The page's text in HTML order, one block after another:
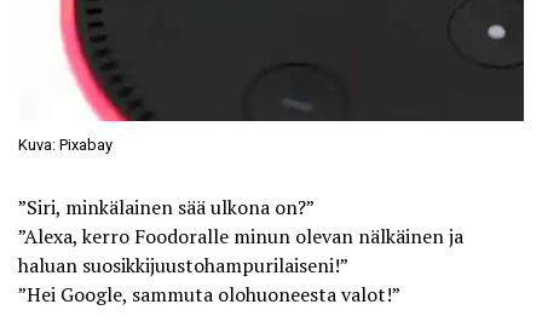
Kuva: Pixabay
”Siri, minkälainen sää ulkona on?”
”Alexa, kerro Foodoralle minun olevan nälkäinen ja
haluan suosikkijuustohampurilaiseni!”
”Hei Google, sammuta olohuoneesta valot!”